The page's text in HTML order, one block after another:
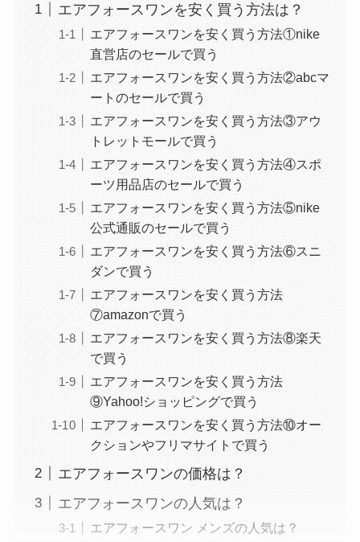
エアフォースワンを安く買う方法は？
エアフォースワンを安く買う方法①nike
直営店のセールで買う
エアフォースワンを安く買う方法②abcマ
ートのセールで買う
エアフォースワンを安く買う方法③アウ
トレットモールで買う
エアフォースワンを安く買う方法④スポ
ーツ用品店のセールで買う
エアフォースワンを安く買う方法⑤nike
公式通販のセールで買う
エアフォースワンを安く買う方法⑥スニ
ダンで買う
エアフォースワンを安く買う方法
⑦amazonで買う
エアフォースワンを安く買う方法⑧楽天
で買う
エアフォースワンを安く買う方法
⑨Yahoo!ショッピングで買う
エアフォースワンを安く買う方法⑩オー
クションやフリマサイトで買う
エアフォースワンの価格は？
エアフォースワンの人気は？
エアフォースワン メンズの人気は？